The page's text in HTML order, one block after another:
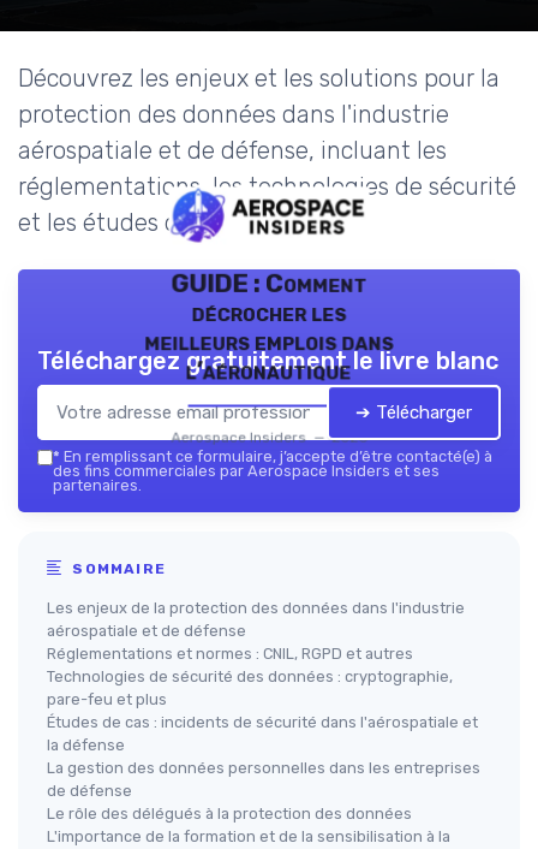
Découvrez les enjeux et les solutions pour la
protection des données dans l'industrie
aérospatiale et de défense, incluant les
réglementations, les technologies de sécurité
et les études de cas.
GUIDE : Comment
décrocher les
meilleurs emplois dans
l’aéronautique
Aerospace Insiders — 2026
Téléchargez gratuitement le livre blanc
➔ Télécharger
* En remplissant ce formulaire, j’accepte d’être contacté(e) à
des fins commerciales par Aerospace Insiders et ses
partenaires.
SOMMAIRE
Les enjeux de la protection des données dans l'industrie
aérospatiale et de défense
Réglementations et normes : CNIL, RGPD et autres
Technologies de sécurité des données : cryptographie,
pare-feu et plus
Études de cas : incidents de sécurité dans l'aérospatiale et
la défense
La gestion des données personnelles dans les entreprises
de défense
Le rôle des délégués à la protection des données
L'importance de la formation et de la sensibilisation à la